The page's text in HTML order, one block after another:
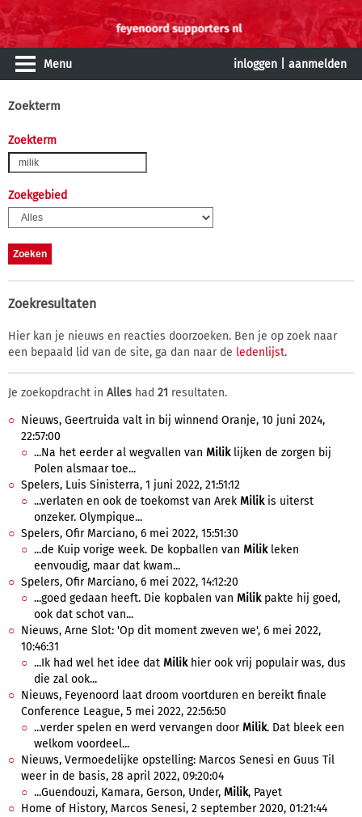
Menu inloggen aanmelden
Zoekterm
Zoekterm
Zoekgebied
Zoekresultaten
Hier kan je nieuws en reacties doorzoeken. Ben je op zoek naar
een bepaald lid van de site, ga dan naar de ledenlijst.
Je zoekopdracht in Alles had 21 resultaten.
Nieuws, Geertruida valt in bij winnend Oranje, 10 juni 2024,
22:57:00
...Na het eerder al wegvallen van Miliklijken de zorgen bij
Polen alsmaar toe...
Spelers, Luis Sinisterra, 1 juni 2022, 21:51:12
...verlaten en ook de toekomst van Arek Milikis uiterst
onzeker. Olympique...
Spelers, Ofir Marciano, 6 mei 2022, 15:51:30
...de Kuip vorige week. De kopballen van Milikleken
eenvoudig, maar dat kwam...
Spelers, Ofir Marciano, 6 mei 2022, 14:12:20
...goed gedaan heeft. Die kopbalen van Milikpakte hij goed,
ook dat schot van...
Nieuws, Arne Slot: 'Op dit moment zweven we', 6 mei 2022,
10:46:31
...Ik had wel het idee dat Milikhier ook vrij populair was, dus
die zal ook...
Nieuws, Feyenoord laat droom voortduren en bereikt finale
Conference League, 5 mei 2022, 22:56:50
...verder spelen en werd vervangen doorMilik. Dat bleek een
welkom voordeel...
Nieuws, Vermoedelijke opstelling: Marcos Senesi en Guus Til
weer in de basis, 28 april 2022, 09:20:04
...Guendouzi, Kamara, Gerson, Under, Milik, Payet
Home of History, Marcos Senesi, 2 september 2020, 01:21:44